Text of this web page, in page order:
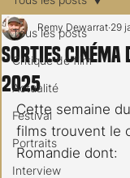
Tous les posts
Critique de film
Actualité
Festival
Portraits
Interview
Sorties cinéma
2025
Remy Dewarrat 29
Cette semaine
films trouvent le
Romandie dont: